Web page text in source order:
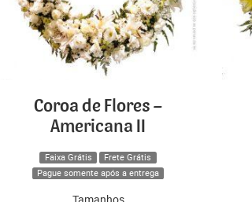
Coroa de Flores –
Americana II
Faixa Grátis
Frete Grátis
Pague somente após a entrega